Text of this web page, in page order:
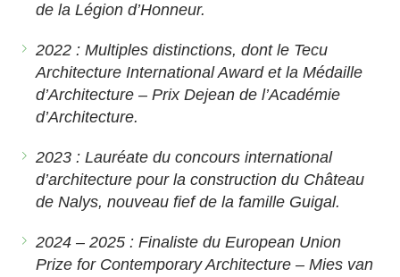
de la Légion d’Honneur.
2022 : Multiples distinctions, dont le Tecu
Architecture International Award et la Médaille
d’Architecture – Prix Dejean de l’Académie
d’Architecture.
2023 : Lauréate du concours international
d’architecture pour la construction du Château
de Nalys, nouveau fief de la famille Guigal.
2024 – 2025 : Finaliste du European Union
Prize for Contemporary Architecture – Mies van